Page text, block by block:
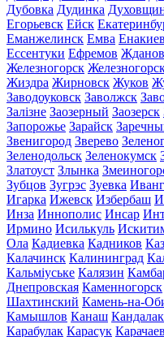
Дубовка Дудинка
Егорьевск Ейск
Еманжелинск Емва
Ессентуки Ефремов
Железногорск
Жиздра Жирновск Жуков
Заводоуковск Заволжск
Залізне Заозерный Заозерск
Запорожье Зарайск
Звенигород Зверево
Зеленодольск Зеленокумск
Златоуст Злынка
Зубцов Зугрэс Зуевка
Игарка Ижевск Избербаш
Инза Иннополис Инсар
Ирмино Исилькуль
Ола Кадиевка Кадников
Калачинск Калининград
Кальміуське Калязин
Днепровская Каменногорск
Шахтинский Камень-на-
Камышлов Канаш
Карабулак Карасук